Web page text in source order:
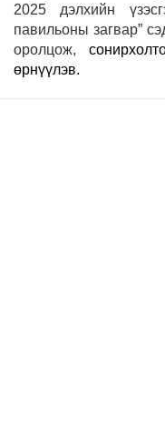
2025 дэлхийн
павильоны загвар”
оролцож,
өрнүүлэв.